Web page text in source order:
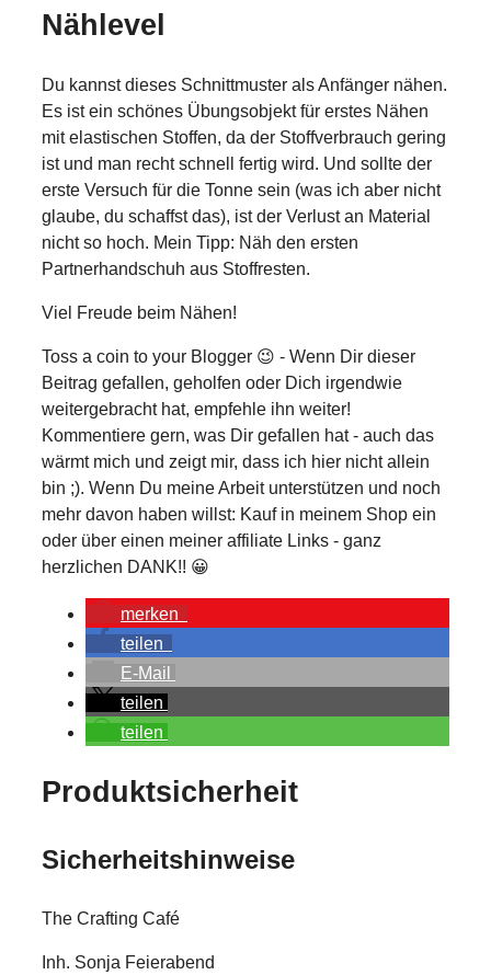
Nählevel
Du kannst dieses Schnittmuster als Anfänger nähen.
Es ist ein schönes Übungsobjekt für erstes Nähen
mit elastischen Stoffen, da der Stoffverbrauch gering
ist und man recht schnell fertig wird. Und sollte der
erste Versuch für die Tonne sein (was ich aber nicht
glaube, du schaffst das), ist der Verlust an Material
nicht so hoch. Mein Tipp: Näh den ersten
Partnerhandschuh aus Stoffresten.
Viel Freude beim Nähen!
Toss a coin to your Blogger 😉 - Wenn Dir dieser
Beitrag gefallen, geholfen oder Dich irgendwie
weitergebracht hat, empfehle ihn weiter!
Kommentiere gern, was Dir gefallen hat - auch das
wärmt mich und zeigt mir, dass ich hier nicht allein
bin ;). Wenn Du meine Arbeit unterstützen und noch
mehr davon haben willst: Kauf in meinem Shop ein
oder über einen meiner affiliate Links - ganz
herzlichen DANK!! 😀
merken
teilen
E-Mail
teilen
teilen
Produktsicherheit
Sicherheitshinweise
The Crafting Café
Inh. Sonja Feierabend